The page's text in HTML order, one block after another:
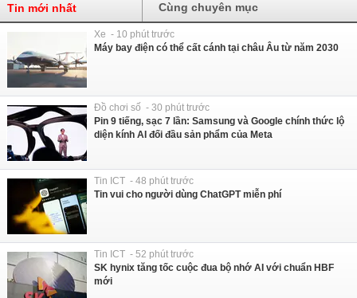
Tin mới nhất Cùng chuyên mục
Xe - 10 phút trước
Máy bay điện có thể cất cánh tại châu Âu từ năm 2030
Đồ chơi số - 30 phút trước
Pin 9 tiếng, sạc 7 lần: Samsung và Google chính thức lộ
diện kính AI đối đầu sản phẩm của Meta
Tin ICT - 48 phút trước
Tin vui cho người dùng ChatGPT miễn phí
Tin ICT - 52 phút trước
SK hynix tăng tốc cuộc đua bộ nhớ AI với chuẩn HBF
mới